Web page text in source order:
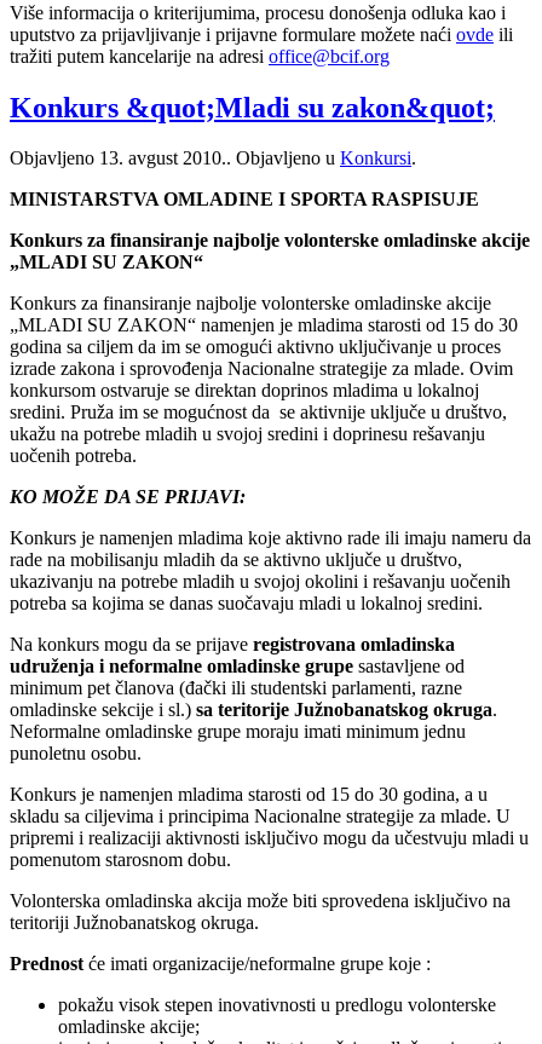
Više informacija o kriterijumima, procesu donošenja odluka kao i
uputstvo za prijavljivanje i prijavne formulare možete naći ovde ili
tražiti putem kancelarije na adresi office@bcif.org
Konkurs &quot;Mladi su zakon&quot;
Objavljeno 13. avgust 2010.. Objavljeno u Konkursi.
MINISTARSTVA OMLADINE I SPORTA RASPISUJE
Konkurs za finansiranje najbolje volonterske omladinske akcije
„MLADI SU ZAKON“
Konkurs za finansiranje najbolje volonterske omladinske akcije
„MLADI SU ZAKON“ namenjen je mladima starosti od 15 do 30
godina sa ciljem da im se omogući aktivno uključivanje u proces
izrade zakona i sprovođenja Nacionalne strategije za mlade. Ovim
konkursom ostvaruje se direktan doprinos mladima u lokalnoj
sredini. Pruža im se mogućnost da se aktivnije uključe u društvo,
ukažu na potrebe mladih u svojoj sredini i doprinesu rešavanju
uočenih potreba.
KO MOŽE DA SE PRIJAVI:
Konkurs je namenjen mladima koje aktivno rade ili imaju nameru da
rade na mobilisanju mladih da se aktivno uključe u društvo,
ukazivanju na potrebe mladih u svojoj okolini i rešavanju uočenih
potreba sa kojima se danas suočavaju mladi u lokalnoj sredini.
Na konkurs mogu da se prijave registrovana omladinska
udruženja i neformalne omladinske grupe sastavljene od
minimum pet članova (đački ili studentski parlamenti, razne
omladinske sekcije i sl.) sa teritorije Južnobanatskog okruga.
Neformalne omladinske grupe moraju imati minimum jednu
punoletnu osobu.
Konkurs je namenjen mladima starosti od 15 do 30 godina, a u
skladu sa ciljevima i principima Nacionalne strategije za mlade. U
pripremi i realizaciji aktivnosti isključivo mogu da učestvuju mladi u
pomenutom starosnom dobu.
Volonterska omladinska akcija može biti sprovedena isključivo na
teritoriji Južnobanatskog okruga.
Prednostće imati organizacije/neformalne grupe koje :
pokažu visok stepen inovativnosti u predlogu volonterske
omladinske akcije;